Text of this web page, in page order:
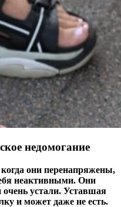
недомогание
они перенапряжены,
неактивными. Они
очень устали. Уставшая
и может даже не есть.